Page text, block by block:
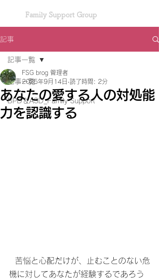
Family Support Group
記事
記事一覧
BPD＆ASD_Family Support
記事一覧
あなたの愛する人の対処能
力を認識する
FSG brog 管理者
2025年9月14日 読了時間: 2分
機に対してあなたが経験するであろう